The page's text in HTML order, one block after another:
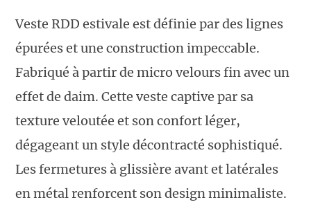
Veste RDD estivale est définie par des lignes
épurées et une construction impeccable.
Fabriqué à partir de micro velours fin avec un
effet de daim. Cette veste captive par sa
texture veloutée et son confort léger,
dégageant un style décontracté sophistiqué.
Les fermetures à glissière avant et latérales
en métal renforcent son design minimaliste.